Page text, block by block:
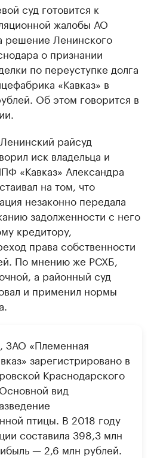
суд готовится к
жалобы АО
решение Ленинского
о признании
по переуступке долга
«Кавказ» в
Об этом говорится в
райсуд
иск владельца и
«Кавказ» Александра
на том, что
незаконно передала
задолженности с него
кредитору,
права собственности
По мнению же РСХБ,
а районный суд
и применил нормы
«Племенная
зарегистрировано в
Краснодарского
вид
птицы. В 2018 году
составила 398,3 млн
— 2,6 млн рублей.